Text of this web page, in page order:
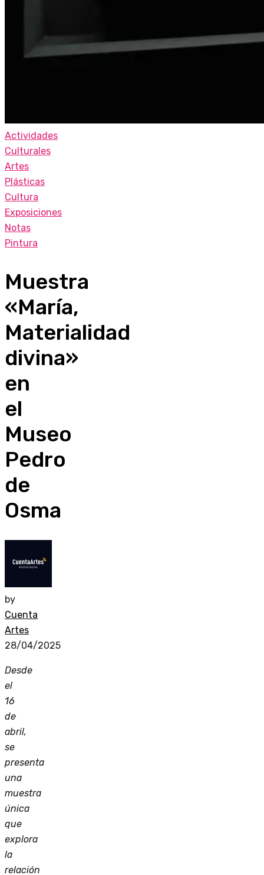
Actividades
Culturales
Artes
Plásticas
Cultura
Exposiciones
Notas
Pintura
Muestra
«María,
Materialidad
divina»
en
el
Museo
Pedro
de
Osma
by
Cuenta
Artes
28/04/2025
Desde
el
16
de
abril,
se
presenta
una
muestra
única
que
explora
la
relación